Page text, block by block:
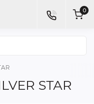
0
STAR